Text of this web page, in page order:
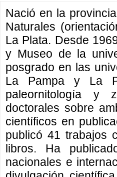
Nació en la
Naturales
La Plata. Desde
y Museo de la
posgrado en las
La Pampa y La
paleornitología y
doctorales sobre
científicos en
publicó 41 trabajos
libros. Ha
nacionales e